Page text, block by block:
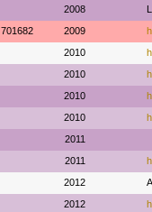
2008
701682 2009
2010
2010
2010
2010
2011
2011
2012
2012